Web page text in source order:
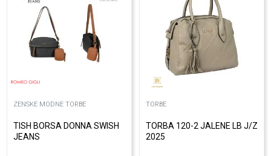
ZENSKE MODNE TORBE
TISH BORSA DONNA SWISH
JEANS
TORBE
TORBA 120-2 JALENE LB J/Z
2025